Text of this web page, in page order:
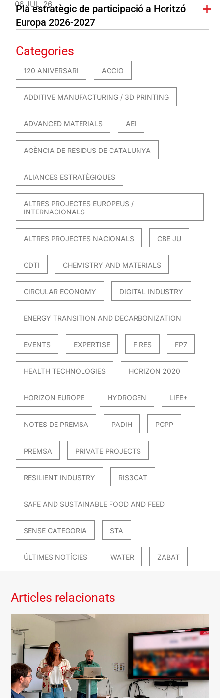
06 JUL. 26
Pla estratègic de participació a Horitzó
Europa 2026-2027
Categories
120 ANIVERSARI ACCIO
ADDITIVE MANUFACTURING / 3D PRINTING
ADVANCED MATERIALS AEI
AGÈNCIA DE RESIDUS DE CATALUNYA
ALIANCES ESTRATÈGIQUES
ALTRES PROJECTES EUROPEUS /
INTERNACIONALS
ALTRES PROJECTES NACIONALS CBE JU
CDTI CHEMISTRY AND MATERIALS
CIRCULAR ECONOMY DIGITAL INDUSTRY
ENERGY TRANSITION AND DECARBONIZATION
EVENTS EXPERTISE FIRES FP7
HEALTH TECHNOLOGIES HORIZON 2020
HORIZON EUROPE HYDROGEN LIFE+
NOTES DE PREMSA PADIH PCPP
PREMSA PRIVATE PROJECTS
RESILIENT INDUSTRY RIS3CAT
SAFE AND SUSTAINABLE FOOD AND FEED
SENSE CATEGORIA STA
ÚLTIMES NOTÍCIES WATER ZABAT
Articles relacionats